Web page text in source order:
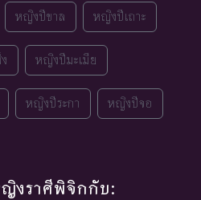
หญิงปีขาล หญิงปีเถาะ
หญิงปีมะเมีย
หญิงปีระกา หญิงปีจอ
งราศีพิจิกกับ: